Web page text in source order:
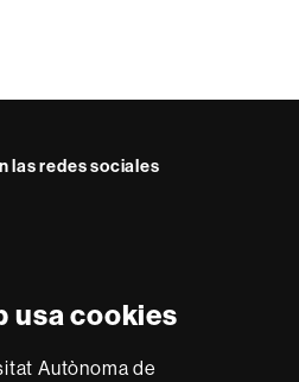
usa cookies
Autònoma de
las redes sociales
Excellence
Research